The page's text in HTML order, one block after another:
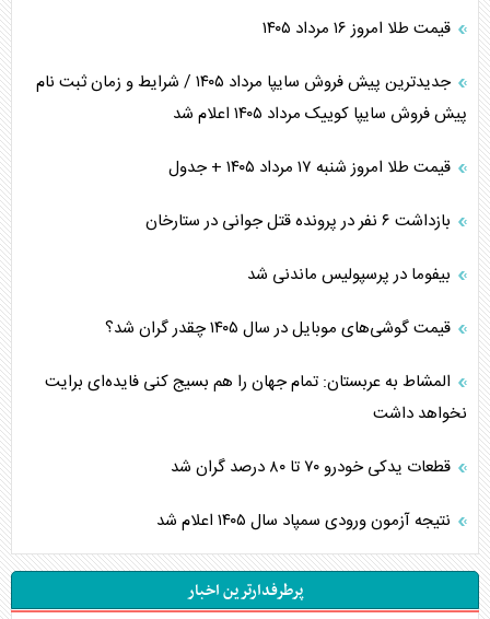
قیمت طلا امروز ۱۶ مرداد ۱۴۰۵
جدیدترین پیش فروش سایپا مرداد ۱۴۰۵ / شرایط و زمان ثبت نام
پیش فروش سایپا کوییک مرداد ۱۴۰۵ اعلام شد
قیمت طلا امروز شنبه ۱۷ مرداد ۱۴۰۵ + جدول
بازداشت ۶ نفر در پرونده قتل جوانی در ستارخان
بیفوما در پرسپولیس ماندنی شد
قیمت گوشی‌های موبایل در سال ۱۴۰۵ چقدر گران شد؟
المشاط به عربستان: تمام جهان را هم بسیج کنی فایده‌ای برایت
نخواهد داشت
قطعات یدکی خودرو ۷۰ تا ۸۰ درصد گران شد
نتیجه آزمون ورودی سمپاد سال ۱۴۰۵ اعلام شد
پرطرفدارترین اخبار